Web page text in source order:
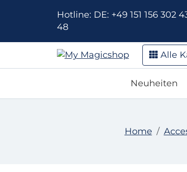
Hotline: DE: +49 151 156 302
48
Alle
Neuheiten
Home